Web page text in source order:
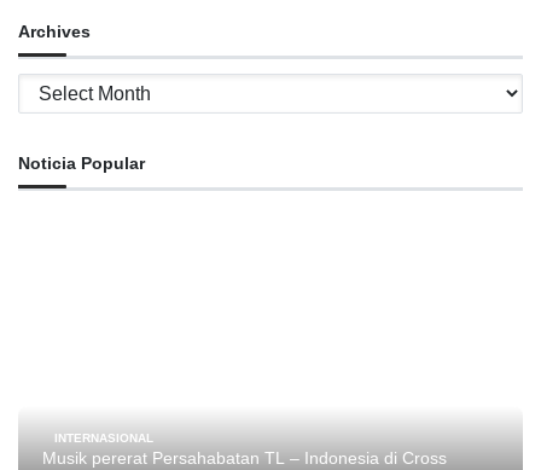
Archives
Archives
Noticia Popular
INTERNASIONAL
Musik pererat Persahabatan TL – Indonesia di Cross